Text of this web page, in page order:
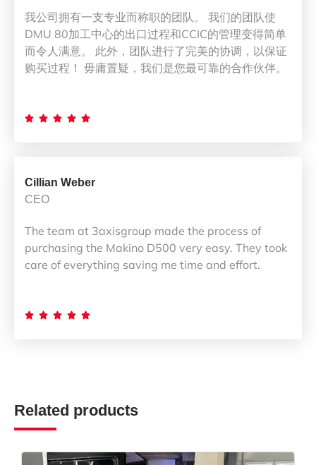
我公司拥有一支专业而称职的团队。 我们的团队使
DMU 80加工中心的出口过程和CCIC的管理变得简单
而令人满意。 此外，团队进行了完美的协调，以保证
购买过程！ 毋庸置疑，我们是您最可靠的合作伙伴。
    
Cillian Weber
CEO
The team at 3axisgroup made the process of
purchasing the Makino D500 very easy. They took
care of everything saving me time and effort.
    
Related products